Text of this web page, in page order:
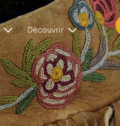
Découvrir